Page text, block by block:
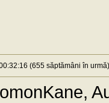
(655 săptămâni în